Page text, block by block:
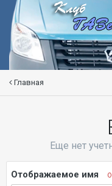
Главная
Еще нет
Отображаемое имя